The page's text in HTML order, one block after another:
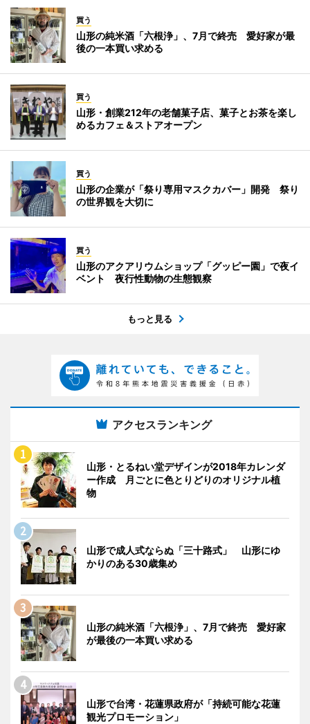
買う
山形の純米酒「六根浄」、7月で終売 愛好家が最
後の一本買い求める
買う
山形・創業212年の老舗菓子店、菓子とお茶を楽し
めるカフェ＆ストアオープン
買う
山形の企業が「祭り専用マスクカバー」開発 祭り
の世界観を大切に
買う
山形のアクアリウムショップ「グッピー園」で夜イ
ベント 夜行性動物の生態観察
もっと見る
アクセスランキング
山形・とるねい堂デザインが2018年カレンダ
ー作成 月ごとに色とりどりのオリジナル植
物
山形で成人式ならぬ「三十路式」 山形にゆ
かりのある30歳集め
山形の純米酒「六根浄」、7月で終売 愛好家
が最後の一本買い求める
山形で台湾・花蓮県政府が「持続可能な花蓮
観光プロモーション」